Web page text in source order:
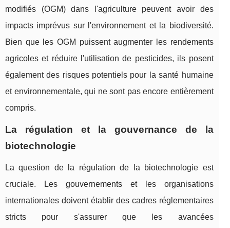
modifiés (OGM) dans l'agriculture peuvent avoir des
impacts imprévus sur l'environnement et la biodiversité.
Bien que les OGM puissent augmenter les rendements
agricoles et réduire l'utilisation de pesticides, ils posent
également des risques potentiels pour la santé humaine
et environnementale, qui ne sont pas encore entièrement
compris.
La régulation et la gouvernance de la
biotechnologie
La question de la régulation de la biotechnologie est
cruciale. Les gouvernements et les organisations
internationales doivent établir des cadres réglementaires
stricts pour s'assurer que les avancées